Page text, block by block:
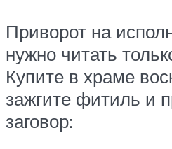
Приворот на
нужно читать
Купите в храме
зажгите фитиль и
заговор: